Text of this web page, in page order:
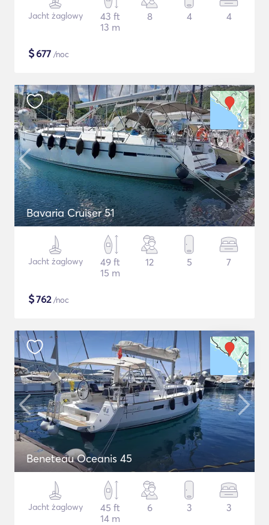
Jacht żaglowy
43 ft
13 m
8 4 4
$677 /noc
Bavaria Cruiser 51
Jacht żaglowy
49 ft
15 m
12 5 7
$762/noc
Beneteau Oceanis 45
Jacht żaglowy
45 ft
14 m
6 3 3